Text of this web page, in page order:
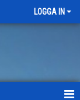
LOGGA IN